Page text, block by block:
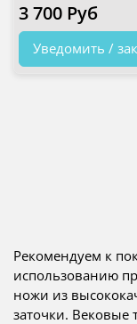
3 700 Руб
Уведомить /
Рекомендуем к
использованию
ножи из
заточки. Вековые